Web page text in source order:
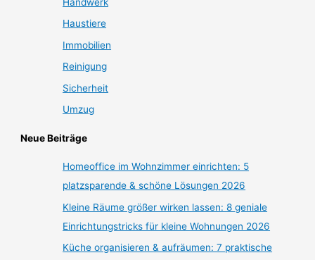
Haustiere
Immobilien
Reinigung
Sicherheit
Umzug
Neue Beiträge
Homeoffice im Wohnzimmer einrichten: 5
platzsparende & schöne Lösungen 2026
Kleine Räume größer wirken lassen: 8 geniale
Einrichtungstricks für kleine Wohnungen 2026
Küche organisieren & aufräumen: 7 praktische